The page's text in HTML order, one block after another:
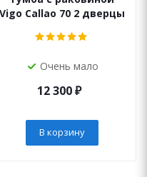
Vigo Callao 70 2 дверцы
Очень мало
12 300₽
В корзину